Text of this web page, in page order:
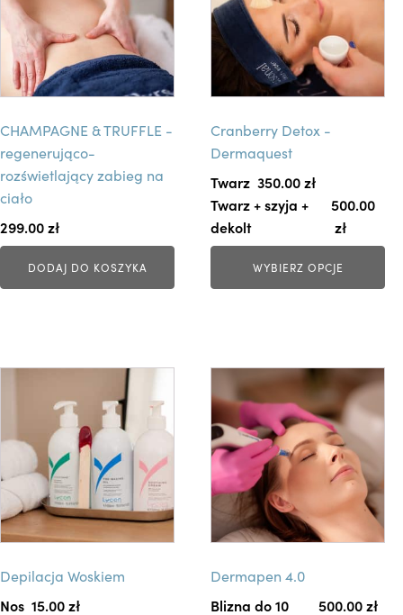
u
CHAMPAGNE & TRUFFLE -
regenerująco-
rozświetlający zabieg na
ciało
299.00zł
DODAJ DO KOSZYKA
Cranberry Detox -
Dermaquest
Twarz 350.00 zł
Twarz + szyja +
dekolt
500.00
zł
WYBIERZ OPCJE
r
o
t
m
a
w
i
e
e
a
n
t
ó
w
O
c
j
Depilacja Woskiem
Nos 15.00 zł
p
d
u
t
m
Dermapen 4.0
Blizna do 10 500.00 zł
e
n
p
o
u
t
m